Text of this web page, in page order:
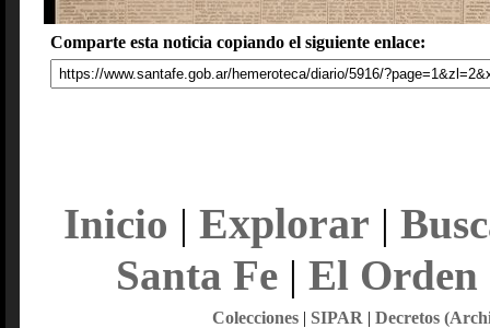
Comparte esta noticia copiando el siguiente enlace:
Inicio | Explorar |
Santa Fe| El Orden
Colecciones| SIPAR | Decretos